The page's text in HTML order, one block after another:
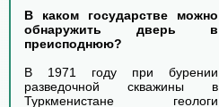
В каком государстве можно
обнаружить дверь в
преисподнюю?
В 1971 году при бурении
разведочной скважины в
Туркменистане геологи